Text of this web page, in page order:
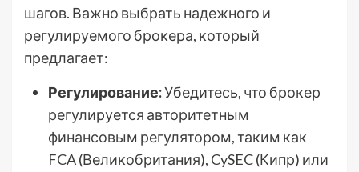
шагов. Важно выбрать надежного и
регулируемого брокера, который
предлагает:
Регулирование:Убедитесь, что брокер
регулируется авторитетным
финансовым регулятором, таким как
FCA (Великобритания), CySEC (Кипр) или